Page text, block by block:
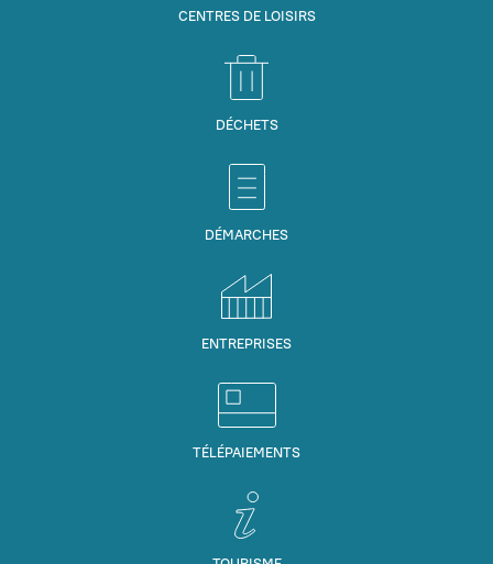
CENTRES DE LOISIRS
DÉCHETS
DÉMARCHES
ENTREPRISES
TÉLÉPAIEMENTS